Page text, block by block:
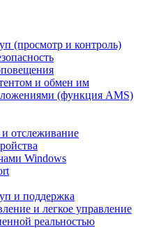
(просмотр и контроль)
и обмен им
(функция AMS)
отслеживание
Windows
и поддержка
и легкое управление
реальностью